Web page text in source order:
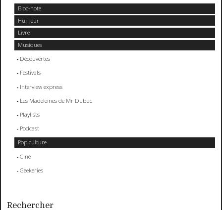
Bloc-note
Humeur
Livre
Musiques
Découvertes
Festivals
Interview express
Les Madeleines de Mr Dubuc
Playlists
Podcast
Pop culture
Ciné
Geekeries
Rechercher